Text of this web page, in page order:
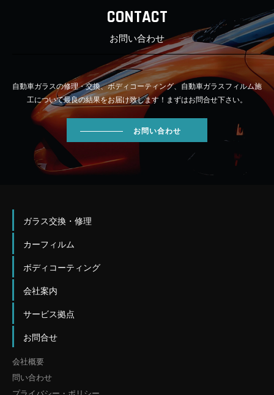
CONTACT
お問い合わせ
自動車ガラスの修理・交換、ボディコーティング、自動車ガラスフィルム施
工について最良の結果をお届け致します！まずはお問合せ下さい。
お問い合わせ
ガラス交換・修理
カーフィルム
ボディコーティング
会社案内
サービス拠点
お問合せ
会社概要
問い合わせ
プライバシー・ポリシー